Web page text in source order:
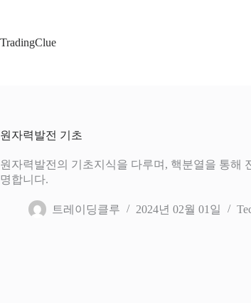
으
TradingClue
원자력발전 기초
원자력발전의 기초지식을 다루며, 핵분열을 통해
명합니다.
트레이딩클루 2024년 02월 01일